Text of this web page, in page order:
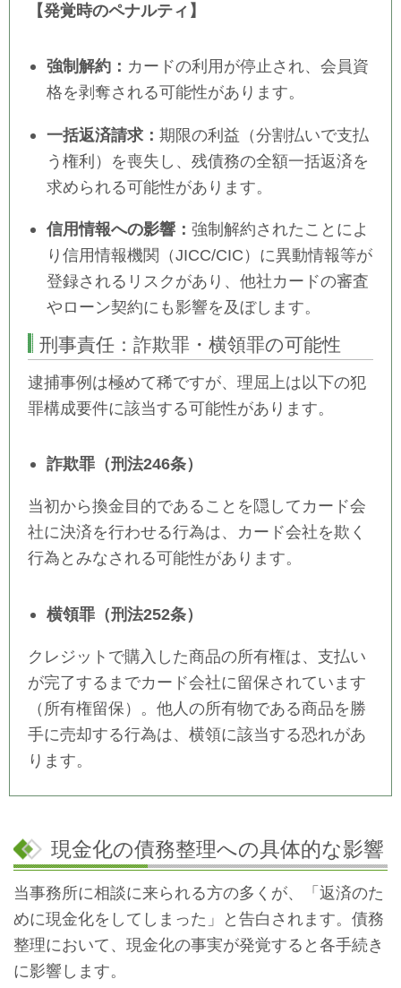
【発覚時のペナルティ】
強制解約： カードの利用が停止され、会員資
格を剥奪される可能性があります。
一括返済請求： 期限の利益（分割払いで支払
う権利）を喪失し、残債務の全額一括返済を
求められる可能性があります。
信用情報への影響： 強制解約されたことによ
り信用情報機関（JICC/CIC）に異動情報等が
登録されるリスクがあり、他社カードの審査
やローン契約にも影響を及ぼします。
刑事責任：詐欺罪・横領罪の可能性
逮捕事例は極めて稀ですが、理屈上は以下の犯
罪構成要件に該当する可能性があります。
詐欺罪（刑法246条）
当初から換金目的であることを隠してカード会
社に決済を行わせる行為は、カード会社を欺く
行為とみなされる可能性があります。
横領罪（刑法252条）
クレジットで購入した商品の所有権は、支払い
が完了するまでカード会社に留保されています
（所有権留保）。他人の所有物である商品を勝
手に売却する行為は、横領に該当する恐れがあ
ります。
現金化の債務整理への具体的な影響
当事務所に相談に来られる方の多くが、「返済のた
めに現金化をしてしまった」と告白されます。債務
整理において、現金化の事実が発覚すると各手続き
に影響します。